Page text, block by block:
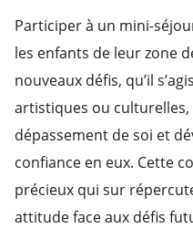
Participer à un mini-
les enfants de leur zone
nouveaux défis, qu’il
artistiques ou culturelles,
dépassement de soi et
confiance en eux. Cette
précieux qui sur
attitude face aux défis